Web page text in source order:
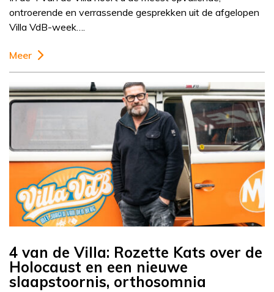
ontroerende en verrassende gesprekken uit de afgelopen
Villa VdB-week….
Meer
4 van de Villa: Rozette Kats over de
Holocaust en een nieuwe
slaapstoornis, orthosomnia